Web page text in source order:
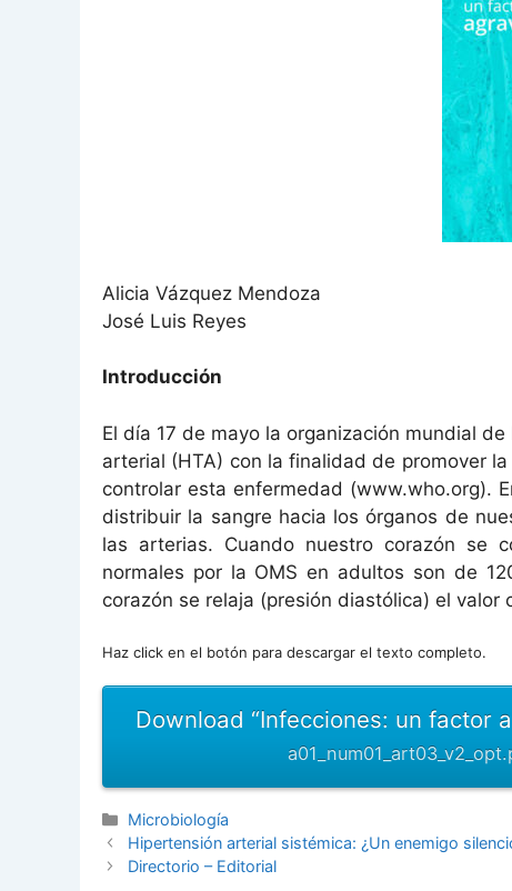
Alicia Vázquez Mendoza
José Luis Reyes
Introducción
El día 17 de mayo la organización mundial
arterial (HTA) con la finalidad de promover
controlar esta enfermedad (www.who.org).
distribuir la sangre hacia los órganos de
las arterias. Cuando nuestro corazón se
normales por la OMS en adultos son de
corazón se relaja (presión diastólica) el
Haz click en el botón para descargar el texto completo.
Download “Infecciones: un factor
Categorías
Microbiología
Hipertensión arterial sistémica: ¿Un enemigo
Directorio – Editorial